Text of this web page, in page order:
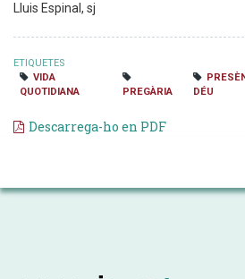
Lluis Espinal, sj
ETIQUETES
VIDA
QUOTIDIANA
PREGÀRIA
DÉU
Descarrega-ho en PDF